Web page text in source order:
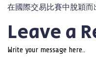
在國際交易比賽中脫穎而
Leave a